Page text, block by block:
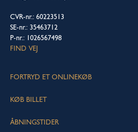
CVR-nr.: 60223513
SE-nr.: 35463712
P-nr.: 1026567498
FIND VEJ
FORTRYD ET ONLINEKØB
KØB BILLET
ÅBNINGSTIDER